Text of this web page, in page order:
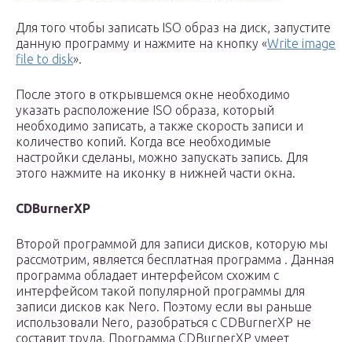
Для того чтобы записать ISO образ на диск, запустите
данную программу и нажмите на кнопку «Write image
file to disk».
После этого в открывшемся окне необходимо
указать расположение ISO образа, который
необходимо записать, а также скорость записи и
количество копий. Когда все необходимые
настройки сделаны, можно запускать запись. Для
этого нажмите на иконку в нижней части окна.
CDBurnerXP
Второй программой для записи дисков, которую мы
рассмотрим, является бесплатная программа . Данная
программа обладает интерфейсом схожим с
интерфейсом такой популярной программы для
записи дисков как Nero. Поэтому если вы раньше
использовали Nero, разобраться с CDBurnerXP не
составит труда. Программа CDBurnerXP умеет